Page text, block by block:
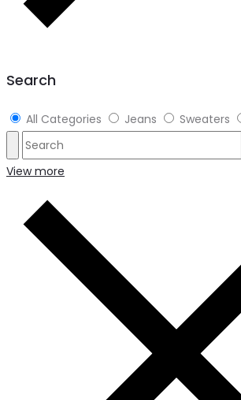
Search
All Categories Jeans Sweaters
View more